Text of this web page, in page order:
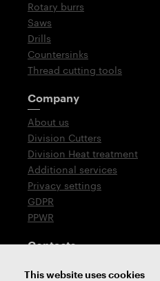
Rotary burrs
Saws
Drills
Countersinks
Thread cutting tools
Company
About us
Division Cutters
Division Heat treatment
Additional services
Privacy settings
GDPR
PPWR
Contacts
T: +420 576 777 510
This website uses cookies